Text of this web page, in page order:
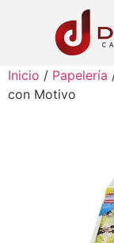
Inicio / Papelería
con Motivo